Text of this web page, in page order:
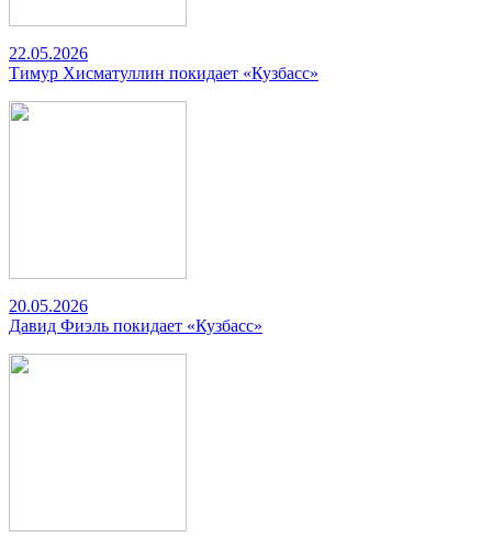
22.05.2026
Тимур Хисматуллин покидает «Кузбасс»
20.05.2026
Давид Фиэль покидает «Кузбасс»